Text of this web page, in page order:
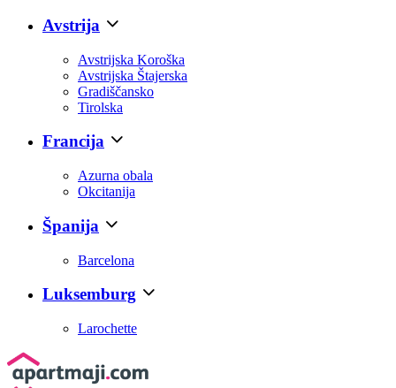
Avstrija
Avstrijska Koroška
Avstrijska Štajerska
Gradiščansko
Tirolska
Francija
Azurna obala
Okcitanija
Španija
Barcelona
Luksemburg
Larochette